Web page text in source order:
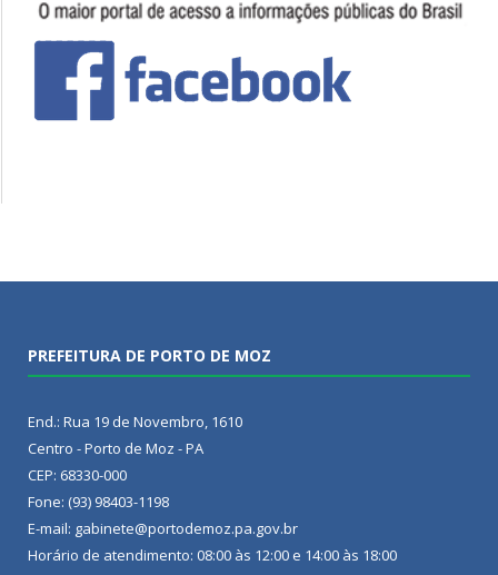
PREFEITURA DE PORTO DE MOZ
End.: Rua 19 de Novembro, 1610
Centro - Porto de Moz - PA
CEP: 68330-000
Fone: (93) 98403-1198
E-mail: gabinete@portodemoz.pa.gov.br
Horário de atendimento: 08:00 às 12:00 e 14:00 às 18:00